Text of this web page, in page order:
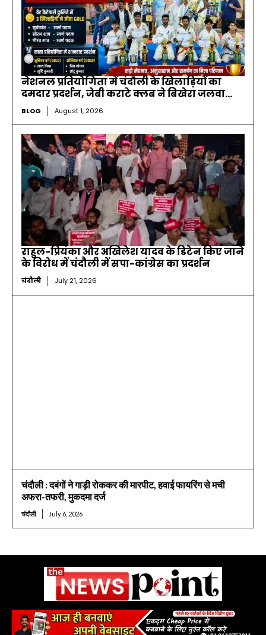
नेशनल प्रतियोगिता में चंदौली के खिलाड़ियों का
दमदार प्रदर्शन, जेबी कराटे क्लब ने बिखेरा जलवा…
BLOG August 1, 2026
राहुल-प्रियंका और अखिलेश यादव के डिटेन किए जाने
के विरोध में चंदौली में सपा-कांग्रेस का प्रदर्शन
चंदौली July 21, 2026
चंदौली : दबंगों ने गाड़ी रोककर की मारपीट, हवाई फायरिंग से मची
अफरा-तफरी, मुकदमा दर्ज
चंदौली July 6, 2026